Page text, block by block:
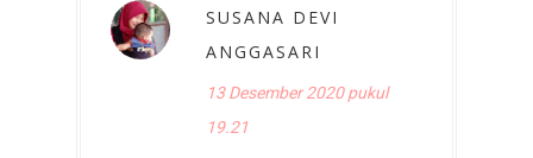
SUSANA DEVI
ANGGASARI
13 Desember 2020 pukul
19.21